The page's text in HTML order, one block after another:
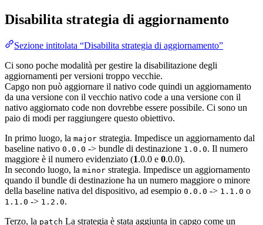
Disabilita strategia di aggiornamento
Sezione intitolata “Disabilita strategia di aggiornamento”
Ci sono poche modalità per gestire la disabilitazione degli
aggiornamenti per versioni troppo vecchie.
Capgo non può aggiornare il nativo code quindi un aggiornamento
da una versione con il vecchio nativo code a una versione con il
nativo aggiornato code non dovrebbe essere possibile. Ci sono un
paio di modi per raggiungere questo obiettivo.
In primo luogo, la major strategia. Impedisce un aggiornamento dal
baseline nativo 0.0.0 -> bundle di destinazione 1.0.0. Il numero
maggiore è il numero evidenziato (1.0.0 e 0.0.0).
In secondo luogo, la minor strategia. Impedisce un aggiornamento
quando il bundle di destinazione ha un numero maggiore o minore
della baseline nativa del dispositivo, ad esempio 0.0.0 -> 1.1.0 o
1.1.0 -> 1.2.0.
Terzo, la patch La strategia è stata aggiunta in capgo come un